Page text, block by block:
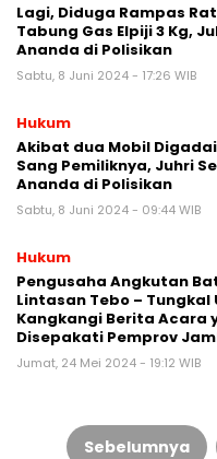
Lagi, Diduga Rampas
Tabung Gas Elpiji 3 Kg,
Ananda di Polisikan
Sabtu, 8 Juni 2024 - 17:26 WIB
Hukum
Akibat dua Mobil
Sang Pemiliknya, Juhri
Ananda di Polisikan
Sabtu, 8 Juni 2024 - 09:44 WIB
Hukum
Pengusaha Angkutan
Lintasan Tebo – Tungkal
Kangkangi Berita Acara
Disepakati Pemprov
Jumat, 24 Mei 2024 - 19:12 WIB
Paginasi
pos Sebelumnya